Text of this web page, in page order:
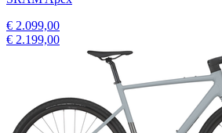
€ 2.099,00
€ 2.199,00